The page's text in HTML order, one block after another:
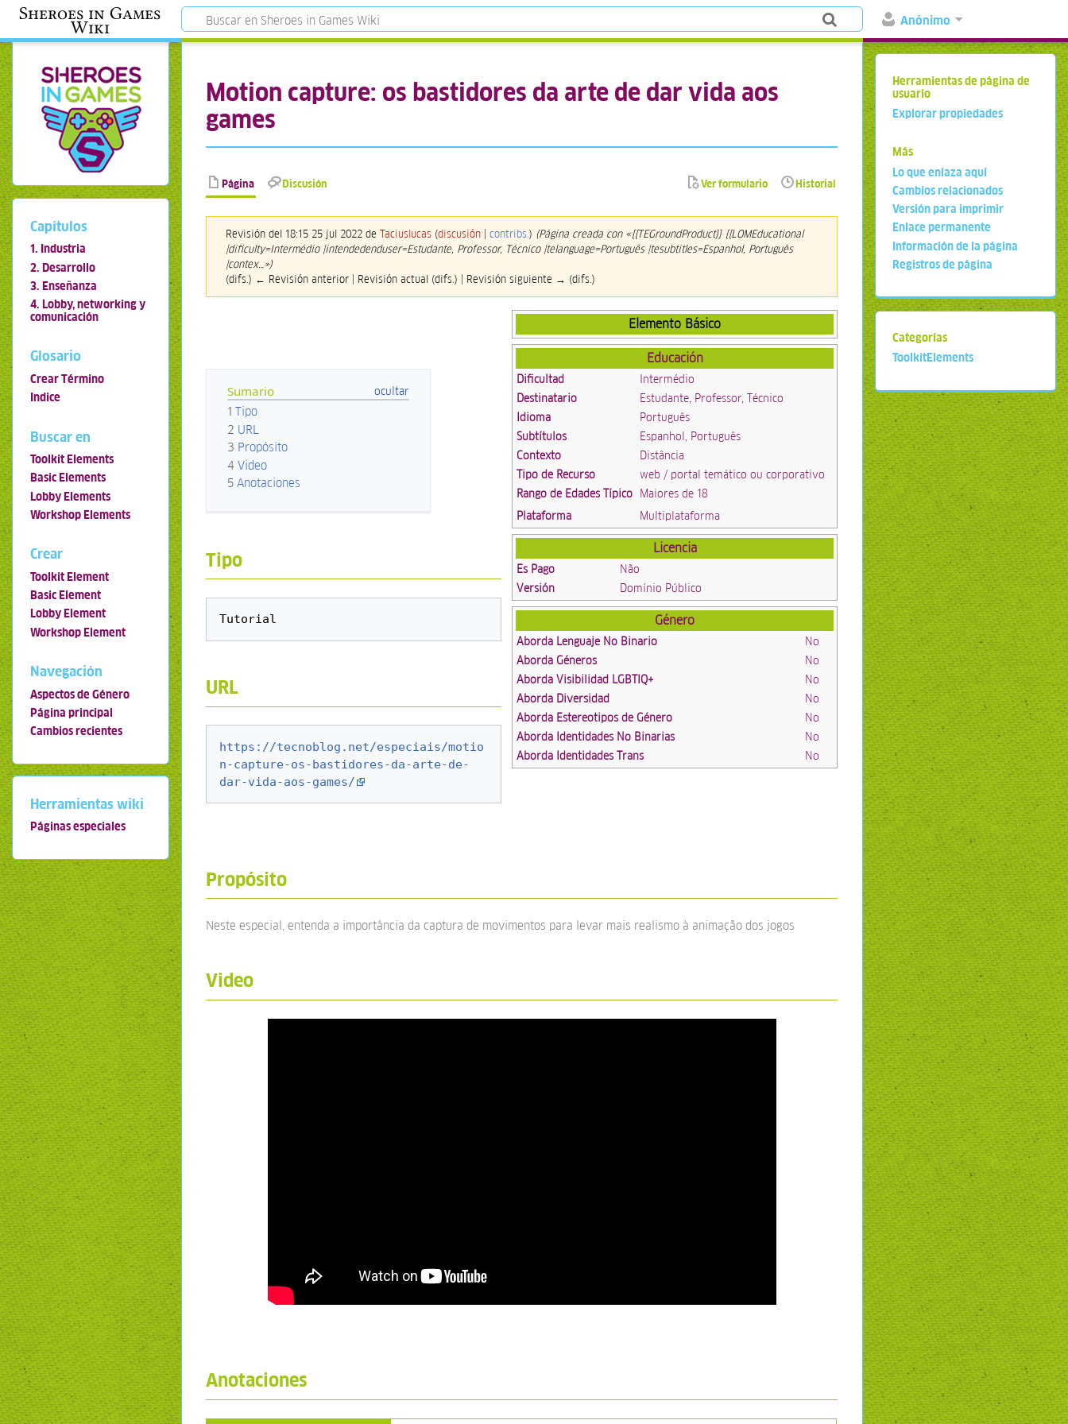
Anónimo
Sheroes in Games
Wiki
Motion capture: os bastidores da arte de dar vida aos
games
Página Discusión Ver formulario Historial
Revisión del 18:15 25 jul 2022 deTaciuslucas (discusión |contribs.) (Página creada con «{{TEGroundProduct}} {{LOMEducational
|dificulty=Intermédio |intendedenduser=Estudante, Professor, Técnico |telanguage=Português |tesubtitles=Espanhol, Português
|contex…»)
(difs.) ← Revisión anterior | Revisión actual (difs.) | Revisión siguiente → (difs.)
Elemento Básico
Educación
Dificultad
Intermédio
Destinatario
Estudante, Professor, Técnico
Idioma
Português
Subtítulos
Espanhol, Português
Contexto
Distância
Tipo de Recurso
web / portal temático ou corporativo
Rango de Edades Típico Maiores de 18
Plataforma
Multiplataforma
Licencia
Es Pago
Não
Versión
Domínio Público
Género
Aborda Lenguaje No Binario
No
Aborda Géneros
No
Aborda Visibilidad LGBTIQ+
No
Aborda Diversidad
No
Aborda Estereotipos de Género
No
Aborda Identidades No Binarias
No
Aborda Identidades Trans
No
Sumario
1 Tipo
2 URL
3 Propósito
4 Video
5 Anotaciones
Tipo
URL
https://tecnoblog.net/especiais/motio
n-capture-os-bastidores-da-arte-de-
dar-vida-aos-games/
Propósito
Neste especial, entenda a importância da captura de movimentos para levar mais realismo à animação dos jogos
Video
Anotaciones
Capítulos
1. Industria
2. Desarrollo
3. Enseñanza
4. Lobby, networking y
comunicación
Glosario
Crear Término
Indice
Buscar en
Toolkit Elements
Basic Elements
Lobby Elements
Workshop Elements
Crear
Toolkit Element
Basic Element
Lobby Element
Workshop Element
Navegación
Aspectos de Género
Página principal
Cambios recientes
Herramientas wiki
Páginas especiales
Herramientas de página de
usuario
Explorar propiedades
Más
Lo que enlaza aquí
Cambios relacionados
Versión para imprimir
Enlace permanente
Información de la página
Registros de página
Categorías
ToolkitElements